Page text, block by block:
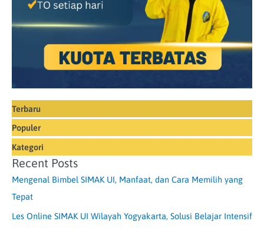
Terbaru
Populer
Kategori
Recent Posts
Mengenal Bimbel SIMAK UI, Manfaat, dan Cara Memilih yang
Tepat
Les Online SIMAK UI Wilayah Yogyakarta, Solusi Belajar Intensif